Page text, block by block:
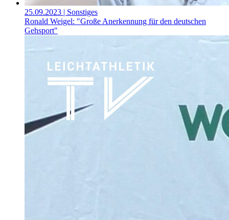
25.09.2023 | Sonstiges
Ronald Weigel: "Große Anerkennung für den deutschen
Gehsport"